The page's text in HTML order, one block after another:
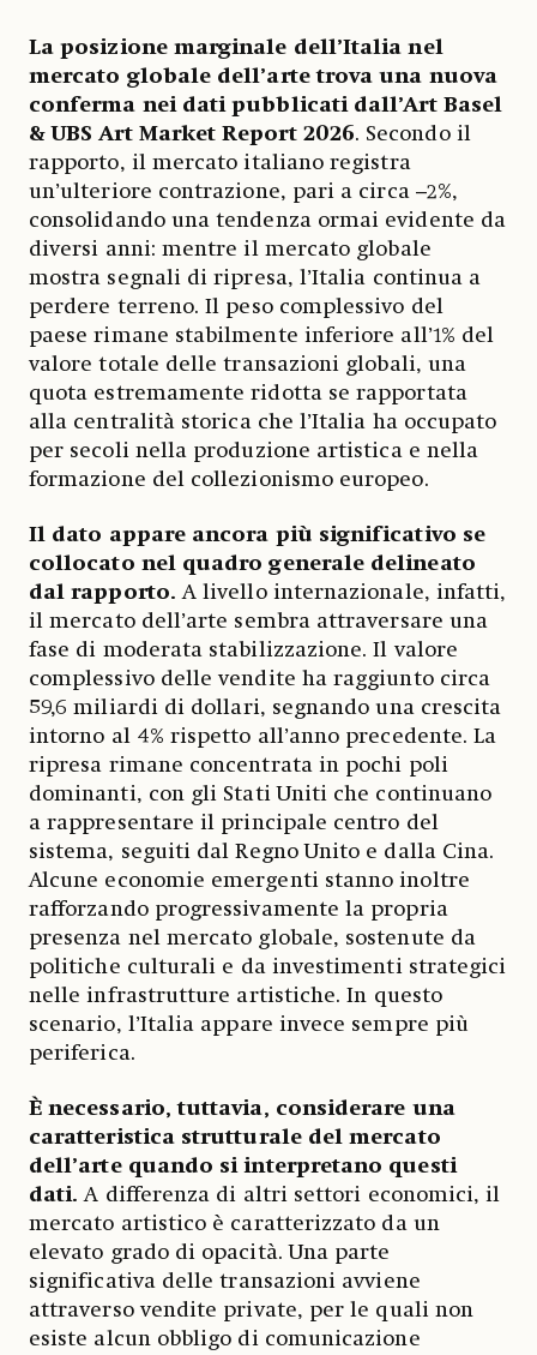
La posizione marginale dell’Italia nel
mercato globale dell’arte trova una nuova
conferma nei dati pubblicati dall’Art Basel
& UBS Art Market Report 2026. Secondo il
rapporto, il mercato italiano registra
un’ulteriore contrazione, pari a circa –2%,
consolidando una tendenza ormai evidente da
diversi anni: mentre il mercato globale
mostra segnali di ripresa, l’Italia continua a
perdere terreno. Il peso complessivo del
paese rimane stabilmente inferiore all’1% del
valore totale delle transazioni globali, una
quota estremamente ridotta se rapportata
alla centralità storica che l’Italia ha occupato
per secoli nella produzione artistica e nella
formazione del collezionismo europeo.
Il dato appare ancora più significativo se
collocato nel quadro generale delineato
dal rapporto. A livello internazionale, infatti,
il mercato dell’arte sembra attraversare una
fase di moderata stabilizzazione. Il valore
complessivo delle vendite ha raggiunto circa
59,6 miliardi di dollari, segnando una crescita
intorno al 4% rispetto all’anno precedente. La
ripresa rimane concentrata in pochi poli
dominanti, con gli Stati Uniti che continuano
a rappresentare il principale centro del
sistema, seguiti dal Regno Unito e dalla Cina.
Alcune economie emergenti stanno inoltre
rafforzando progressivamente la propria
presenza nel mercato globale, sostenute da
politiche culturali e da investimenti strategici
nelle infrastrutture artistiche. In questo
scenario, l’Italia appare invece sempre più
periferica.
È necessario, tuttavia, considerare una
caratteristica strutturale del mercato
dell’arte quando si interpretano questi
dati.A differenza di altri settori economici, il
mercato artistico è caratterizzato da un
elevato grado di opacità. Una parte
significativa delle transazioni avviene
attraverso vendite private, per le quali non
esiste alcun obbligo di comunicazione